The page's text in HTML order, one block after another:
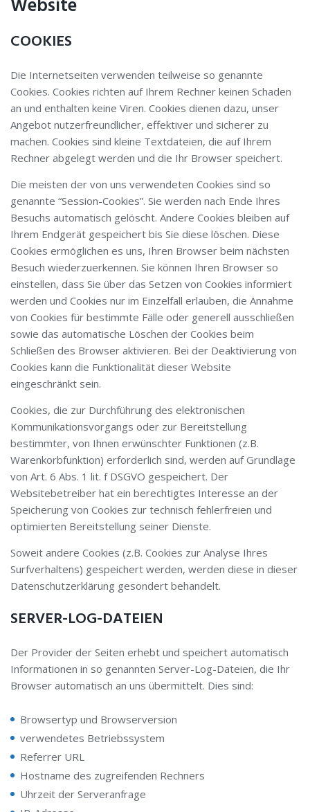
Website
COOKIES
Die Internetseiten verwenden teilweise so genannte
Cookies. Cookies richten auf Ihrem Rechner keinen Schaden
an und enthalten keine Viren. Cookies dienen dazu, unser
Angebot nutzerfreundlicher, effektiver und sicherer zu
machen. Cookies sind kleine Textdateien, die auf Ihrem
Rechner abgelegt werden und die Ihr Browser speichert.
Die meisten der von uns verwendeten Cookies sind so
genannte “Session-Cookies”. Sie werden nach Ende Ihres
Besuchs automatisch gelöscht. Andere Cookies bleiben auf
Ihrem Endgerät gespeichert bis Sie diese löschen. Diese
Cookies ermöglichen es uns, Ihren Browser beim nächsten
Besuch wiederzuerkennen. Sie können Ihren Browser so
einstellen, dass Sie über das Setzen von Cookies informiert
werden und Cookies nur im Einzelfall erlauben, die Annahme
von Cookies für bestimmte Fälle oder generell ausschließen
sowie das automatische Löschen der Cookies beim
Schließen des Browser aktivieren. Bei der Deaktivierung von
Cookies kann die Funktionalität dieser Website
eingeschränkt sein.
Cookies, die zur Durchführung des elektronischen
Kommunikationsvorgangs oder zur Bereitstellung
bestimmter, von Ihnen erwünschter Funktionen (z.B.
Warenkorbfunktion) erforderlich sind, werden auf Grundlage
von Art. 6 Abs. 1 lit. f DSGVO gespeichert. Der
Websitebetreiber hat ein berechtigtes Interesse an der
Speicherung von Cookies zur technisch fehlerfreien und
optimierten Bereitstellung seiner Dienste.
Soweit andere Cookies (z.B. Cookies zur Analyse Ihres
Surfverhaltens) gespeichert werden, werden diese in dieser
Datenschutzerklärung gesondert behandelt.
SERVER-LOG-DATEIEN
Der Provider der Seiten erhebt und speichert automatisch
Informationen in so genannten Server-Log-Dateien, die Ihr
Browser automatisch an uns übermittelt. Dies sind:
Browsertyp und Browserversion
verwendetes Betriebssystem
Referrer URL
Hostname des zugreifenden Rechners
Uhrzeit der Serveranfrage